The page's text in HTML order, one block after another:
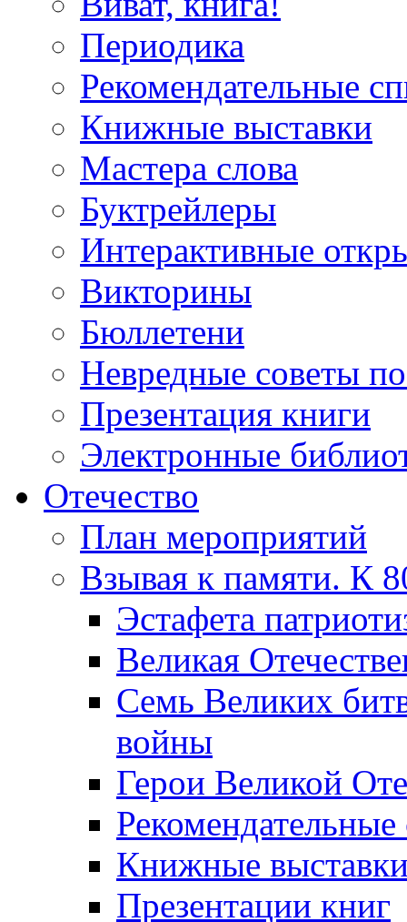
Периодика
Рекомендательные
Книжные выставки
Мастера слова
Буктрейлеры
Интерактивные
Викторины
Бюллетени
Невредные советы
Презентация книги
Электронные
Отечество
План мероприятий
Взывая к памяти. К
Эcтафета
Великая
Семь Великих
войны
Герои Великой
Рекомендательные
Книжные
Презентации книг